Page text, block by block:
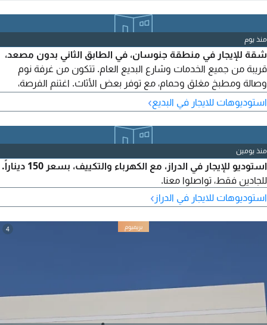
منذ يوم
شقة للإيجار في منطقة جنوسان، في الطابق الثاني بدون مصعد،
قريبة من جميع الخدمات وشارع البديع العام. تتكون من غرفة نوم
وصالة ومطبخ مغلق وحمام، مع توفر بعض الأثاث. اغتنم الفرصة،
الإيجار 120 دينار بدون كهرباء. للجادين فقط، تواصلوا معنا.
استوديوهات للايجار في البديع›
منذ يومين
استوديو للإيجار في الدراز، مع الكهرباء والتكييف، بسعر 150 ديناراً.
للجادين فقط، تواصلوا معنا.
استوديوهات للايجار في الدراز ›
4